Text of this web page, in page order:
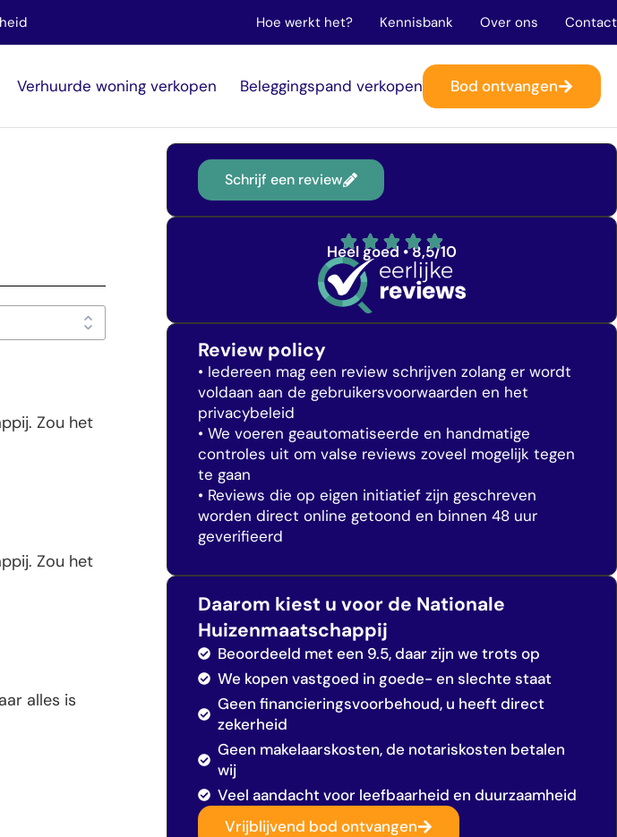
Hoe werkt het? Kennisbank Over ons Contact
Verhuurde woning verkopen Beleggingspand verkopen Bod ontvangen
Zou het
Zou het
alles is
Schrijf een review
Heel goed • 8,5/10
Review policy
• Iedereen mag een review schrijven zolang er wordt
voldaan aan de gebruikersvoorwaarden en het
privacybeleid
• We voeren geautomatiseerde en handmatige
controles uit om valse reviews zoveel mogelijk tegen
te gaan
• Reviews die op eigen initiatief zijn geschreven
worden direct online getoond en binnen 48 uur
geverifieerd
Daarom kiest u voor de Nationale
Huizenmaatschappij
Beoordeeld met een 9.5, daar zijn we trots op
We kopen vastgoed in goede- en slechte staat
Geen financieringsvoorbehoud, u heeft direct
zekerheid
Geen makelaarskosten, de notariskosten betalen
wij
Veel aandacht voor leefbaarheid en duurzaamheid
Vrijblijvend bod ontvangen